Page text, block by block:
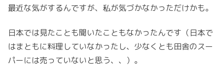
最近な気がするんですが、私が気づかなかっただけかも。
日本では見たことも聞いたこともなかったんです（日本で
はまともに料理していなかったし、少なくとも田舎のスー
パーには売っていないと思う、、）。